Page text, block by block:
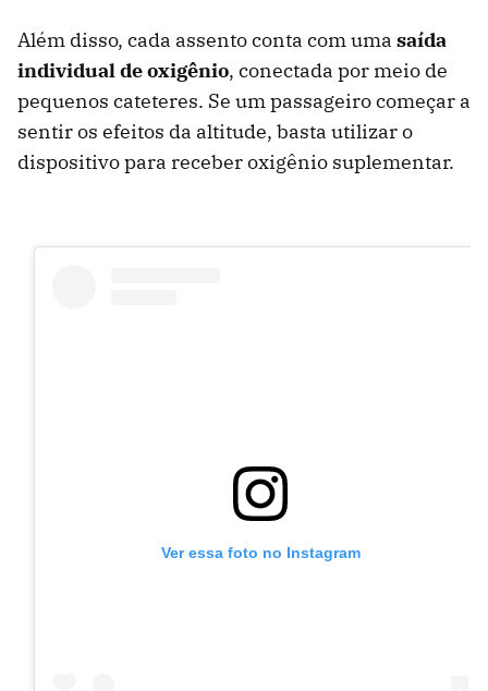
Além disso, cada assento conta com uma saída
individual de oxigênio, conectada por meio de
pequenos cateteres. Se um passageiro começar a
sentir os efeitos da altitude, basta utilizar o
dispositivo para receber oxigênio suplementar.
Ver essa foto no Instagram